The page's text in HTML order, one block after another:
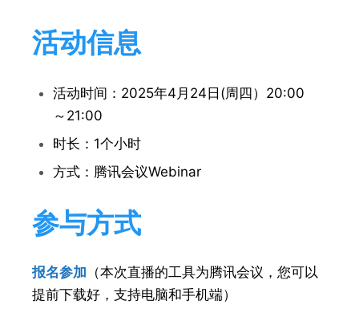
活动信息
活动时间：2025年4月24日(周四）20:00
～21:00
时长：1个小时
方式：腾讯会议Webinar
参与方式
报名参加 （本次直播的工具为腾讯会议，您可以
提前下载好，支持电脑和手机端）